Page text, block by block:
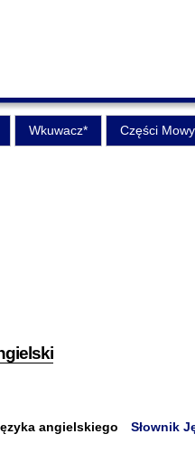
Wkuwacz* Części Mowy
angielskiego Słownik